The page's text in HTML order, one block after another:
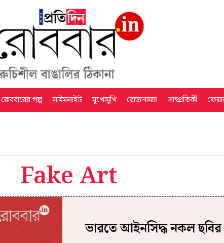
রোববারের গল্প লাইমলাইট মুখোমুখি রোজনামচা সাম্প্রতিকী
Fake Art
ভারতে আইনসিদ্ধ নকল ছবির